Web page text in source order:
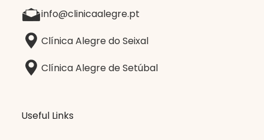
info@clinicaalegre.pt
Clínica Alegre do Seixal
Clínica Alegre de Setúbal
Useful Links